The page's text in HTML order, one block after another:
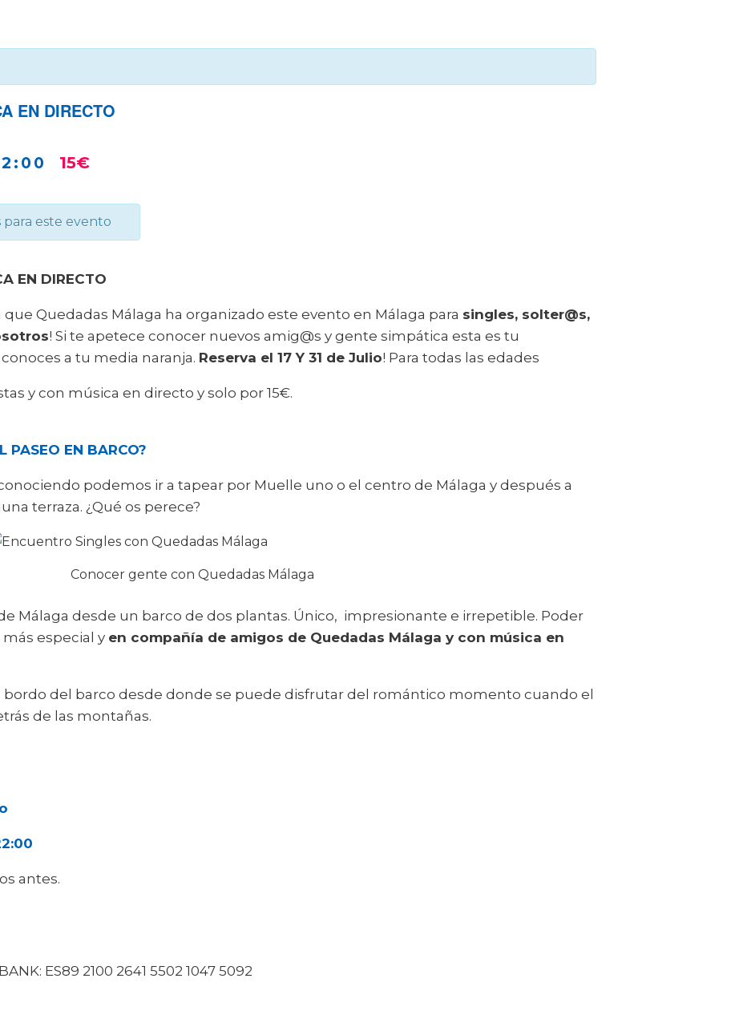
EN DIRECTO
15€
para este evento
EN DIRECTO
Quedadas Málaga ha organizado este evento en Málaga para singles, solter@s,
! Si te apetece conocer nuevos amig@s y gente simpática esta es tu
a tu media naranja. Reserva el 17 Y 31 de Julio! Para todas las edades
y con música en directo y solo por 15€.
PASEO EN BARCO?
podemos ir a tapear por Muelle uno o el centro de Málaga y después a
terraza. ¿Qué os perece?
Conocer gente con Quedadas Málaga
Málaga desde un barco de dos plantas. Único, impresionante e irrepetible. Poder
especial y en compañía de amigos de Quedadas Málaga y con música en
bordo del barco desde donde se puede disfrutar del romántico momento cuando el
de las montañas.
antes.
ES89 2100 2641 5502 1047 5092